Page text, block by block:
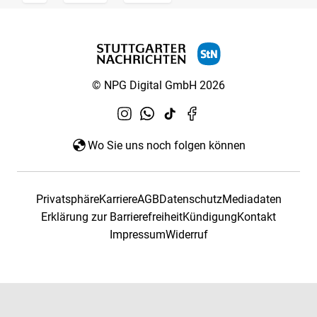
© NPG Digital GmbH 2026
Wo Sie uns noch folgen können
PrivatsphäreKarriereAGBDatenschutzMediadaten
Erklärung zur BarrierefreiheitKündigungKontakt
ImpressumWiderruf